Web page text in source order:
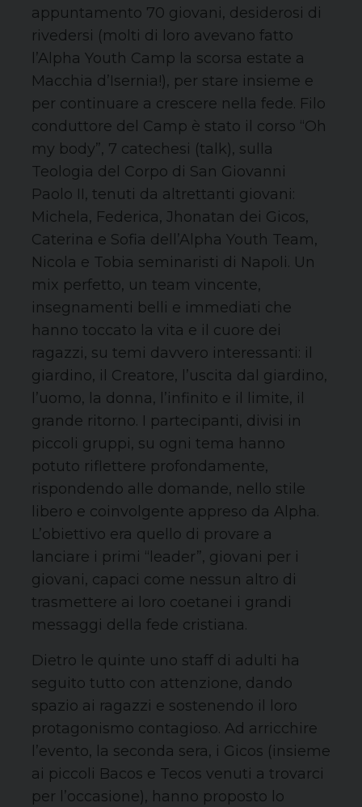
appuntamento 70 giovani, desiderosi di
rivedersi (molti di loro avevano fatto
l’Alpha Youth Camp la scorsa estate a
Macchia d’Isernia!), per stare insieme e
per continuare a crescere nella fede. Filo
conduttore del Camp è stato il corso “Oh
my body”, 7 catechesi (talk), sulla
Teologia del Corpo di San Giovanni
Paolo II, tenuti da altrettanti giovani:
Michela, Federica, Jhonatan dei Gicos,
Caterina e Sofia dell’Alpha Youth Team,
Nicola e Tobia seminaristi di Napoli. Un
mix perfetto, un team vincente,
insegnamenti belli e immediati che
hanno toccato la vita e il cuore dei
ragazzi, su temi davvero interessanti: il
giardino, il Creatore, l’uscita dal giardino,
l’uomo, la donna, l’infinito e il limite, il
grande ritorno. I partecipanti, divisi in
piccoli gruppi, su ogni tema hanno
potuto riflettere profondamente,
rispondendo alle domande, nello stile
libero e coinvolgente appreso da Alpha.
L’obiettivo era quello di provare a
lanciare i primi “leader”, giovani per i
giovani, capaci come nessun altro di
trasmettere ai loro coetanei i grandi
messaggi della fede cristiana.
Dietro le quinte uno staff di adulti ha
seguito tutto con attenzione, dando
spazio ai ragazzi e sostenendo il loro
protagonismo contagioso. Ad arricchire
l’evento, la seconda sera, i Gicos (insieme
ai piccoli Bacos e Tecos venuti a trovarci
per l’occasione), hanno proposto lo